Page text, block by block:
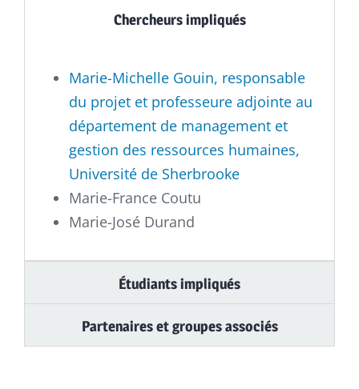
Chercheurs impliqués
Marie-Michelle Gouin, responsable
du projet et professeure adjointe au
département de management et
gestion des ressources humaines,
Université de Sherbrooke
Marie-France Coutu
Marie-José Durand
Étudiants impliqués
Partenaires et groupes associés